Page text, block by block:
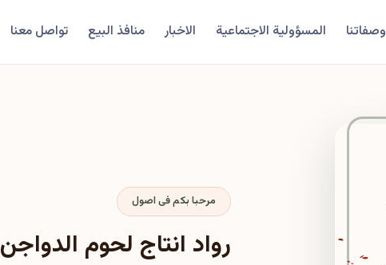
وصفاتنا المسؤولية الاجتماعية الاخبار منافذ البيع تواصل معنا
مرحبا بكم فى اصول
رواد انتاج لحوم الدواجن